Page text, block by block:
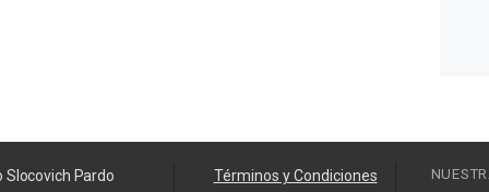
Slocovich Pardo Términos y Condiciones